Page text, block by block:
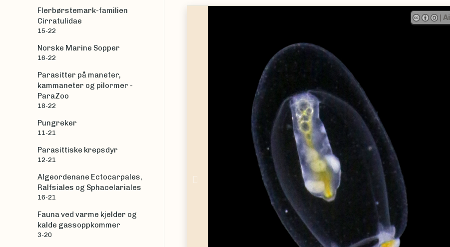
|
Flerbørstemark-familien
Cirratulidae
15-22
Norske Marine Sopper
16-22
Parasitter på maneter,
kammaneter og pilormer -
ParaZoo
18-22
Pungreker
11-21
Parasittiske krepsdyr
12-21
Algeordenane Ectocarpales,
Ralfsiales og Sphacelariales
16-21
Fauna ved varme kjelder og
kalde gassoppkommer
3-20